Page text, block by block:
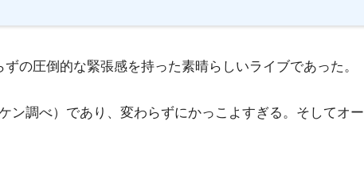
の圧倒的な緊張感を持った素晴らしいライブであった。
ン調べ）であり、変わらずにかっこよすぎる。そしてオー